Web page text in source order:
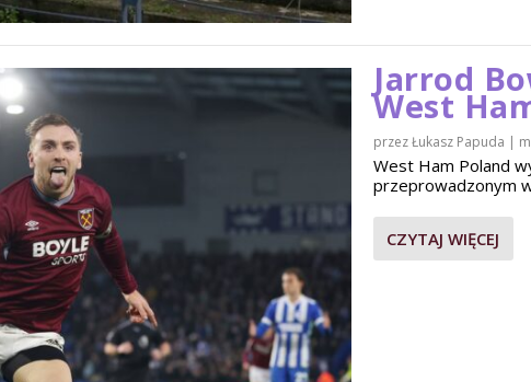
Jarrod
West
przezŁukasz Papuda |
West Ham Poland
przeprowadzonym
CZYTAJ WIĘCEJ